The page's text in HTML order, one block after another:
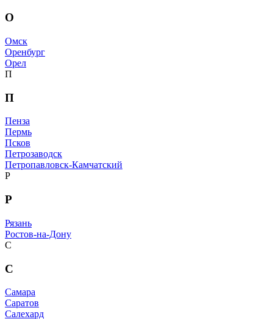
О
Омск
Оренбург
Орел
П
П
Пенза
Пермь
Псков
Петрозаводск
Петропавловск-Камчатский
Р
Р
Рязань
Ростов-на-Дону
С
С
Самара
Саратов
Салехард